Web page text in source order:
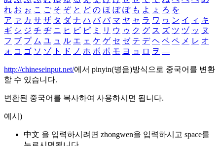
れ お ぉ こ ご そ ぞ と ど の ほ ぼ ぽ も よ ょ ろ を
ア ァ カ サ ザ タ ダ ナ ハ バ パ マ ヤ ャ ラ ワ ヮ ン イ ィ キ
ギ シ ジ チ ヂ ニ ヒ ビ ピ ミ リ ウ ゥ ク グ ス ズ ツ ヅ ッ ヌ
フ ブ プ ム ユ ュ ル エ ェ ケ ゲ セ ゼ テ デ ヘ ベ ペ メ レ オ
ォ コ ゴ ソ ゾ ト ド ノ ホ ボ ポ モ ヨ ョ ロ ヲ ―
http://chineseinput.net/에서 pinyin(병음)방식으로 중국어를 변환
할 수 있습니다.
변환된 중국어를 복사하여 사용하시면 됩니다.
예시)
中文 을 입력하시려면 zhongwen을 입력하시고 space를